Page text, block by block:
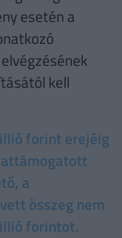
esetén a
kell
forint erejéig
a
összeg nem
forintot.